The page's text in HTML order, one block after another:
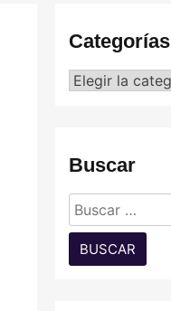
Categorías
Categorías
Buscar
Buscar: